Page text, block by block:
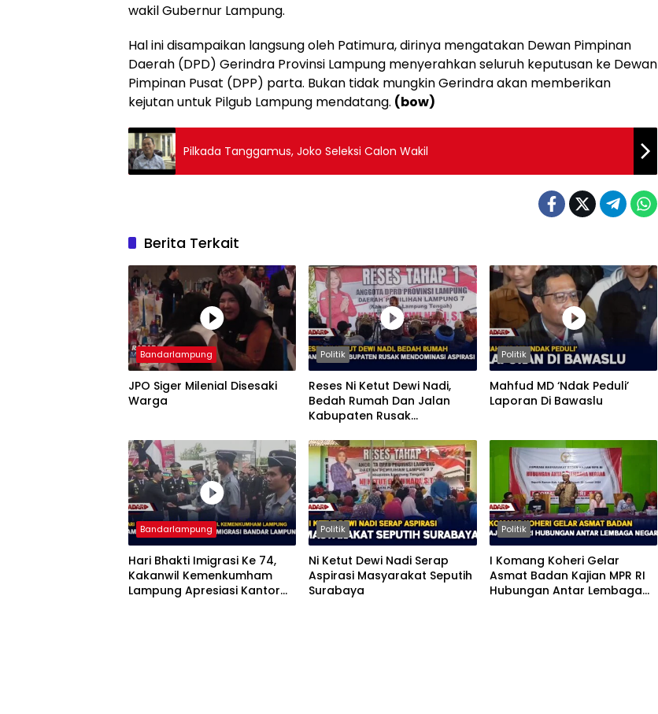
wakil Gubernur Lampung.
Hal ini disampaikan langsung oleh Patimura, dirinya mengatakan Dewan Pimpinan
Daerah (DPD) Gerindra Provinsi Lampung menyerahkan seluruh keputusan ke Dewan
Pimpinan Pusat (DPP) parta. Bukan tidak mungkin Gerindra akan memberikan
kejutan untuk Pilgub Lampung mendatang. (bow)
Pilkada Tanggamus, Joko Seleksi Calon Wakil
Berita Terkait
Bandarlampung
JPO Siger Milenial Disesaki
Warga
Politik
Reses Ni Ketut Dewi Nadi,
Bedah Rumah Dan Jalan
Kabupaten Rusak
Politik
Mahfud MD ‘Ndak Peduli’
Laporan Di Bawaslu
Bandarlampung
Hari Bhakti Imigrasi Ke 74,
Kakanwil Kemenkumham
Lampung Apresiasi Kantor
Politik
Ni Ketut Dewi Nadi Serap
Aspirasi Masyarakat Seputih
Surabaya
Politik
I Komang Koheri Gelar
Asmat Badan Kajian MPR RI
Hubungan Antar Lembaga